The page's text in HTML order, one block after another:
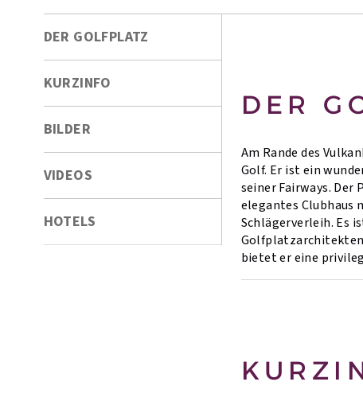
DER GOLFPLATZ
KURZINFO
BILDER
VIDEOS
HOTELS
DER
Am Rande des
Golf. Er ist ein
seiner Fairways.
elegantes Clubhaus
Schlägerverleih. Es
Golfplatzarchitekten
bietet er eine